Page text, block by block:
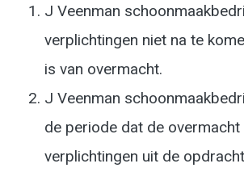
J Veenman
verplichtingen niet na te
is van overmacht.
J Veenman
de periode dat de
verplichtingen uit de